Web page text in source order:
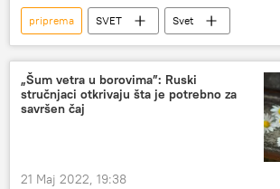
priprema SVET
Svet
Velika Britanija
rat
„Šum vetra u borovima”: Ruski
stručnjaci otkrivaju šta je potrebno za
savršen čaj
21 Maj 2022, 19:38